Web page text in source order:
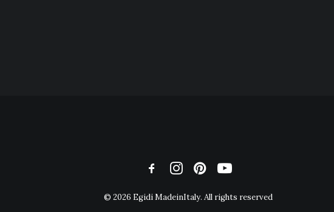
© 2026 Egidi MadeinItaly. All rights reserved